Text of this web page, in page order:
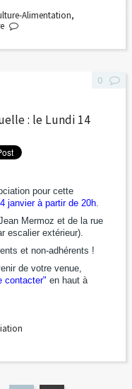
Alimentation,
: le Lundi 14
pour cette
janvier à partir de 20h.
Mermoz et de la rue
escalier extérieur).
et non-adhérents !
de votre venue,
contacter" en haut à
0